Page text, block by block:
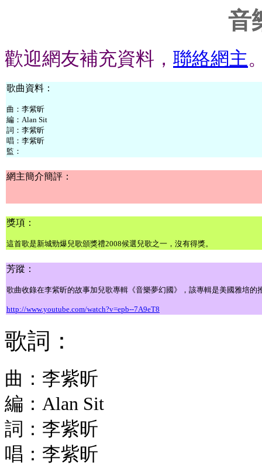
音
歡迎網友補充資料， 聯絡網主
歌曲資料：
曲：李紫昕
編：Alan Sit
詞：李紫昕
唱： 李紫昕
監：
網主簡介簡評：
獎項：
這首歌是新城勁爆兒歌頒獎禮2008候選兒歌之一，沒有得獎。
芳蹤：
歌曲收錄在李紫昕的故事加兒歌專輯《音樂夢幻國》，該專輯是美國雅培的
http://www.youtube.com/watch?v=epb--7A9eT8
歌詞：
曲：李紫昕
編：Alan Sit
詞：李紫昕
唱： 李紫昕